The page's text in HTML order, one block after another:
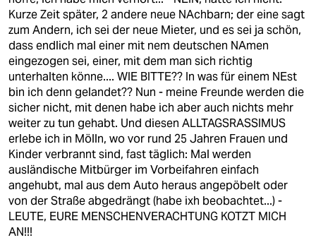
Kurze Zeit später, 2 andere neue NAchbarn; der eine sagt
zum Andern, ich sei der neue Mieter, und es sei ja schön,
dass endlich mal einer mit nem deutschen NAmen
eingezogen sei, einer, mit dem man sich richtig
unterhalten könne.... WIE BITTE?? In was für einem NEst
bin ich denn gelandet?? Nun - meine Freunde werden die
sicher nicht, mit denen habe ich aber auch nichts mehr
weiter zu tun gehabt. Und diesen ALLTAGSRASSIMUS
erlebe ich in Mölln, wo vor rund 25 Jahren Frauen und
Kinder verbrannt sind, fast täglich: Mal werden
ausländische Mitbürger im Vorbeifahren einfach
angehubt, mal aus dem Auto heraus angepöbelt oder
von der Straße abgedrängt (habe ixh beobachtet...) -
LEUTE, EURE MENSCHENVERACHTUNG KOTZT MICH
AN!!!